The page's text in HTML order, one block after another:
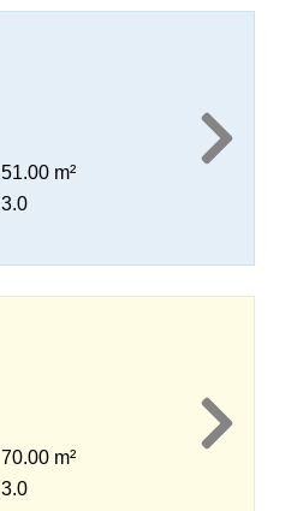
51.00 m²
3.0
70.00 m²
3.0